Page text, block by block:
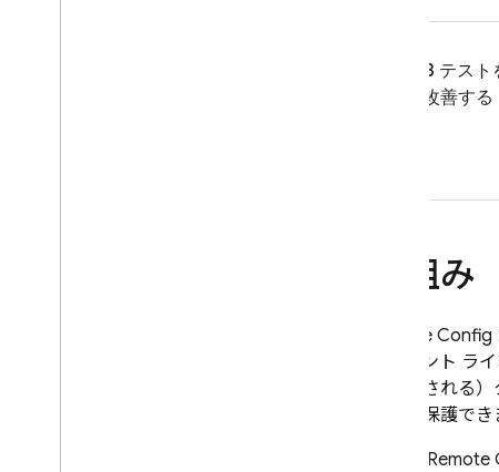
A/B テス
を改善する
仕組み
Remote Config
ライアント ラ
に反映される
ンスを保護でき
Remote